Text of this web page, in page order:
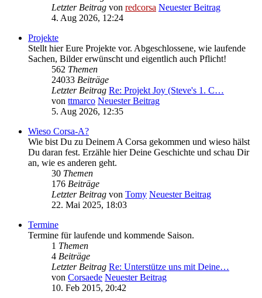
Letzter Beitrag von redcorsa Neuester Beitrag
4. Aug 2026, 12:24
Projekte
Stellt hier Eure Projekte vor. Abgeschlossene, wie laufende
Sachen, Bilder erwünscht und eigentlich auch Pflicht!
562 Themen
24033 Beiträge
Letzter Beitrag Re: Projekt Joy (Steve's 1. C…
von ttmarco Neuester Beitrag
5. Aug 2026, 12:35
Wieso Corsa-A?
Wie bist Du zu Deinem A Corsa gekommen und wieso hälst
Du daran fest. Erzähle hier Deine Geschichte und schau Dir
an, wie es anderen geht.
30 Themen
176 Beiträge
Letzter Beitrag von Tomy Neuester Beitrag
22. Mai 2025, 18:03
Termine
Termine für laufende und kommende Saison.
1 Themen
4 Beiträge
Letzter Beitrag Re: Unterstütze uns mit Deine…
von Corsaede Neuester Beitrag
10. Feb 2015, 20:42